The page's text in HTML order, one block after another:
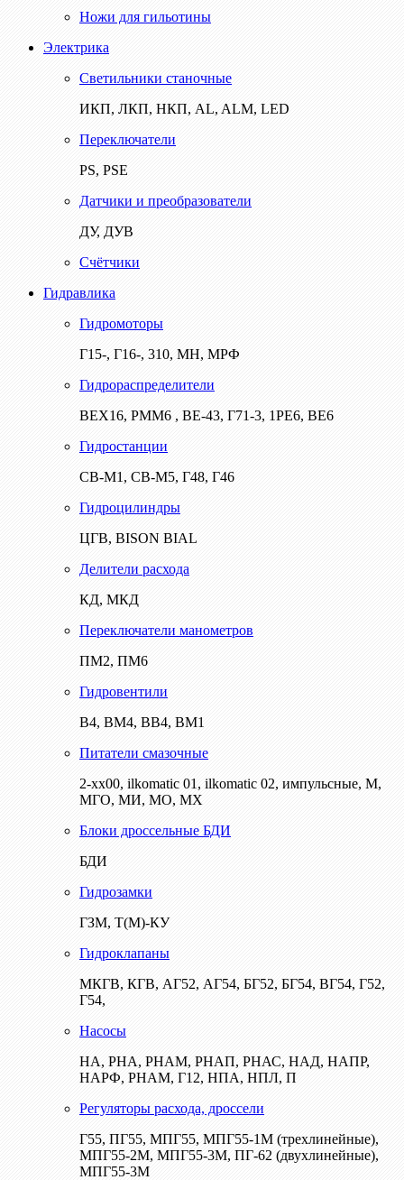
Ножи для гильотины
Электрика
Светильники станочные
ИКП, ЛКП, НКП, AL, ALM, LED
Переключатели
PS, PSE
Датчики и преобразователи
ДУ, ДУВ
Счётчики
Гидравлика
Гидромоторы
Г15-, Г16-, 310, МН, МРФ
Гидрораспределители
ВЕХ16, РММ6 , ВЕ-43, Г71-3, 1РЕ6, ВЕ6
Гидростанции
СВ-М1, СВ-М5, Г48, Г46
Гидроцилиндры
ЦГВ, BISON BIAL
Делители расхода
КД, МКД
Переключатели манометров
ПМ2, ПМ6
Гидровентили
В4, ВМ4, ВВ4, ВМ1
Питатели смазочные
2-хх00, ilkomatic 01, ilkomatic 02, импульсные, М,
МГО, МИ, МО, МХ
Блоки дроссельные БДИ
БДИ
Гидрозамки
ГЗМ, Т(М)-КУ
Гидроклапаны
МКГВ, КГВ, АГ52, АГ54, БГ52, БГ54, ВГ54, Г52,
Г54,
Насосы
НА, РНА, РНАМ, РНАП, РНАС, НАД, НАПР,
НАРФ, РНАМ, Г12, НПА, НПЛ, П
Регуляторы расхода, дроссели
Г55, ПГ55, МПГ55, МПГ55-1М (трехлинейные),
МПГ55-2М, МПГ55-3М, ПГ-62 (двухлинейные),
МПГ55-3М